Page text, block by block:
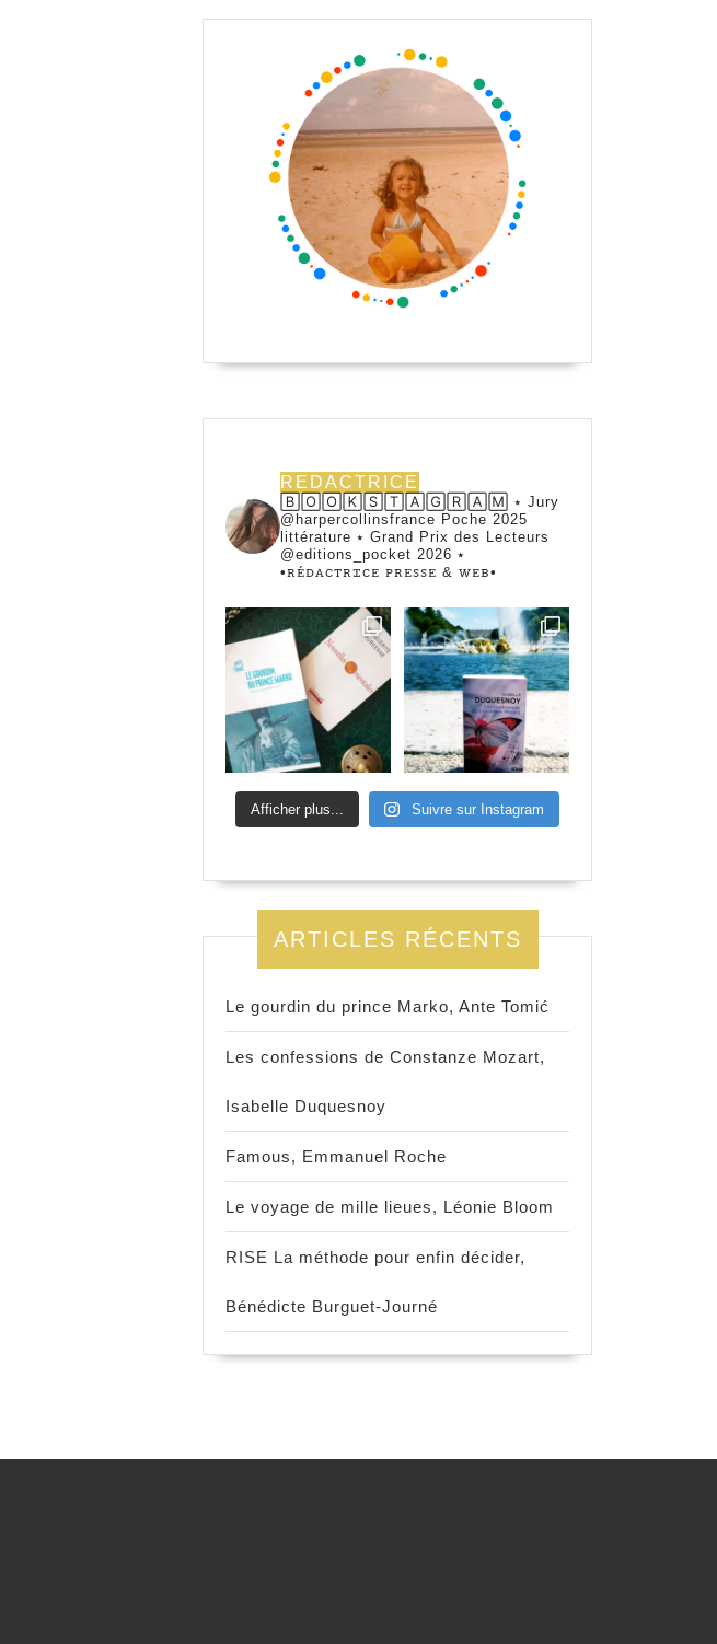
REDACTRICE
🄱🄾🄾🄺🅂🅃🄰🄶🅁🄰🄼 ⭑ Jury
@harpercollinsfrance Poche 2025
littérature ⭑ Grand Prix des Lecteurs
@editions_pocket 2026 ⭑
•ꭱꭼ́ꭰꭺꮯꭲꭱꮖꮯꭼ ꮲꭱꭼꮪꮪꭼ & ꮃꭼᏼ•
Afficher plus... Suivre sur Instagram
ARTICLES RÉCENTS
Le gourdin du prince Marko, Ante Tomić
Les confessions de Constanze Mozart,
Isabelle Duquesnoy
Famous, Emmanuel Roche
Le voyage de mille lieues, Léonie Bloom
RISE La méthode pour enfin décider,
Bénédicte Burguet-Journé